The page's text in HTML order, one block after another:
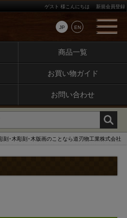
JP EN
ゲスト 様こんにちは 新規会員登録
商品一覧
お買い物ガイド
お問い合わせ
刻･木彫刻･木版画のことなら道刃物工業株式会社